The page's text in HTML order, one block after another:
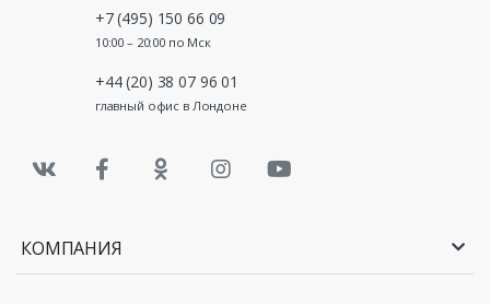
+7 (495) 150 66 09
10:00 – 20:00 по Мск
+44 (20) 38 07 96 01
главный офис в Лондоне
КОМПАНИЯ